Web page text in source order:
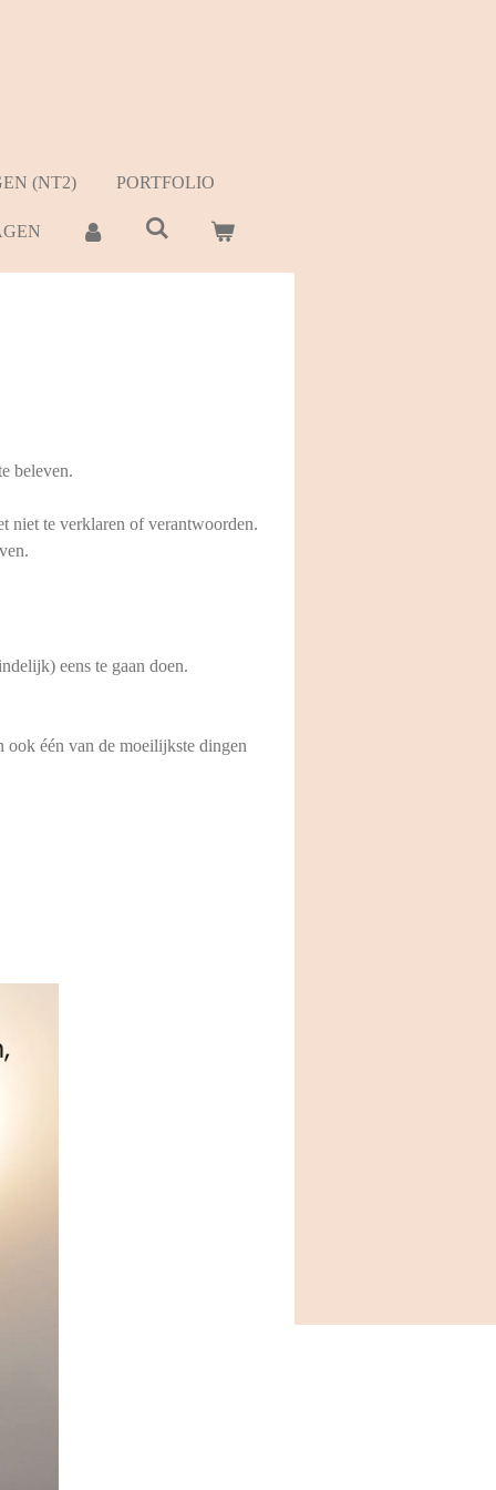
(NT2) PORTFOLIO
beleven.
niet te verklaren of verantwoorden.
eens te gaan doen.
ook één van de moeilijkste dingen